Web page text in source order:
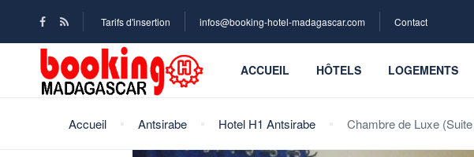
Tarifs d'insertion infos@booking-hotel-madagascar.com Contact
ACCUEIL HÔTELS LOGEMENTS
Accueil Antsirabe Hotel H1 Antsirabe Chambre de Luxe